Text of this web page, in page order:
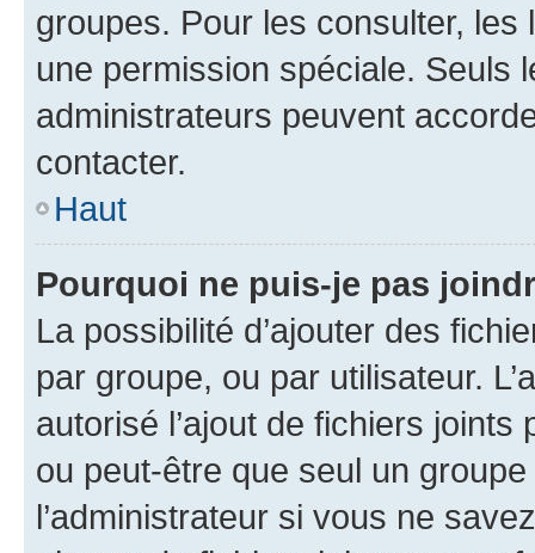
groupes. Pour les consulter,
une permission spéciale. Seuls
administrateurs peuvent
contacter.
Haut
Pourquoi ne puis-je pas
La possibilité d’ajouter des
par groupe, ou par utilisateur.
autorisé l’ajout de fichiers
ou peut-être que seul un
l’administrateur si vous ne